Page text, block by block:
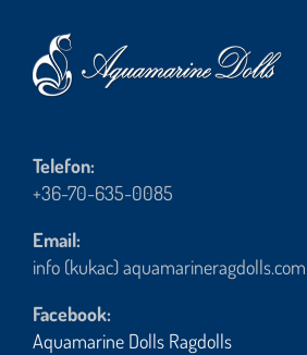
Telefon:
+36-70-635-0085
Email:
info (kukac) aquamarineragdolls.com
Facebook:
Aquamarine Dolls Ragdolls